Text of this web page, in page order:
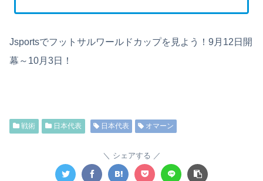
Jsportsでフットサルワールドカップを見よう！9月12日開
幕～10月3日！
戦術 日本代表 日本代表 オマーン
シェアする